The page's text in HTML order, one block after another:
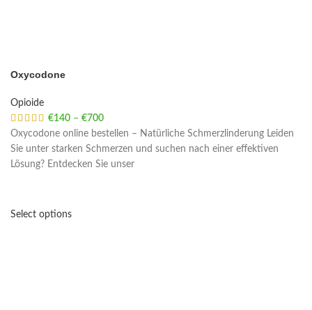
Oxycodone
Opioide
€140 – €700
Oxycodone online bestellen – Natürliche Schmerzlinderung Leiden
Sie unter starken Schmerzen und suchen nach einer effektiven
Lösung? Entdecken Sie unser
Select options